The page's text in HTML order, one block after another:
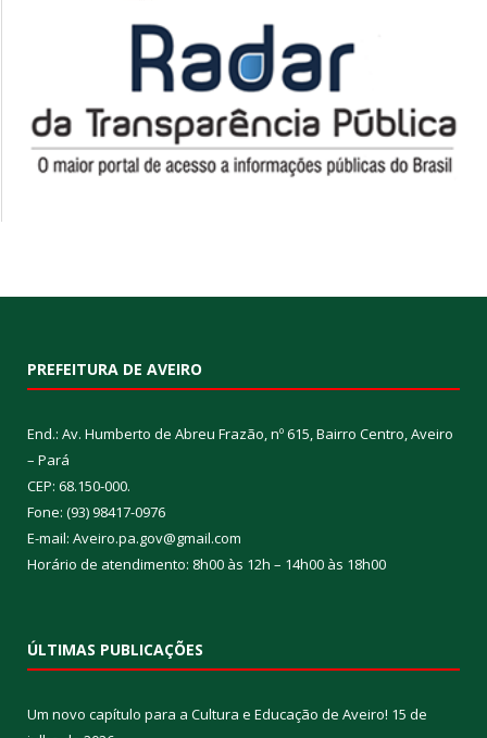
PREFEITURA DE AVEIRO
End.: Av. Humberto de Abreu Frazão, nº 615, Bairro Centro, Aveiro
– Pará
CEP: 68.150-000.
Fone: (93) 98417-0976
E-mail: Aveiro.pa.gov@gmail.com
Horário de atendimento: 8h00 às 12h – 14h00 às 18h00
ÚLTIMAS PUBLICAÇÕES
Um novo capítulo para a Cultura e Educação de Aveiro! 15 de